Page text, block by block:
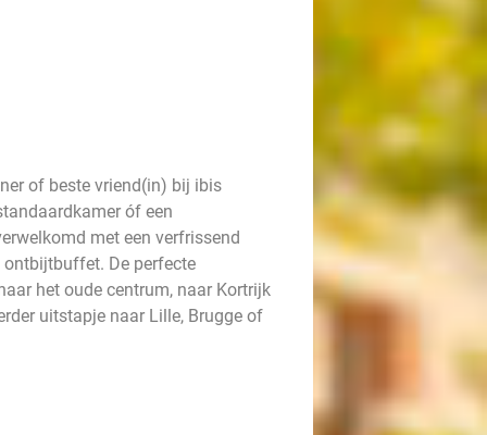
of beste vriend(in) bij ibis
óf een
met een verfrissend
ontbijtbuffet. De perfecte
het oude centrum, naar Kortrijk
uitstapje naar Lille, Brugge of